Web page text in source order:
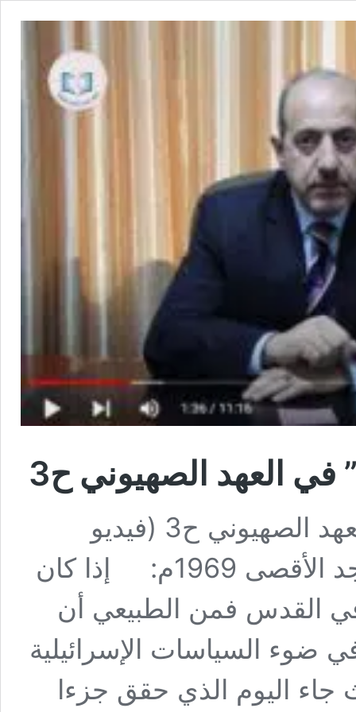
العهد الصهيوني ح3
محاضرة بعنوان “تاريخ القدس” في العهد الصهيوني ح3 (فيديو
المحاضرة أسفل المقال) حرق المسجد الأقصى 1969م: إذا كان
القدس فمن الطبيعي أن
ضوء السياسات الإسرائيلية
جاء اليوم الذي حقق جزءا